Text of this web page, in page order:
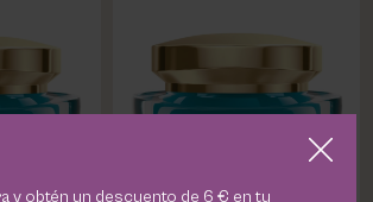
y obtén un descuento de 6 € en tu